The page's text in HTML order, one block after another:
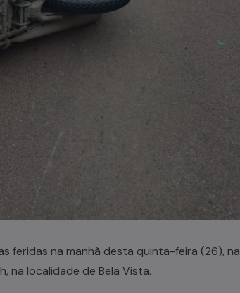
feridas na manhã desta quinta-feira (26), na
na localidade de Bela Vista.